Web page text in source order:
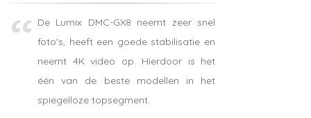
De Lumix DMC-GX8 neemt zeer snel
foto's, heeft een goede stabilisatie en
neemt 4K video op. Hierdoor is het
één van de beste modellen in het
spiegelloze topsegment.